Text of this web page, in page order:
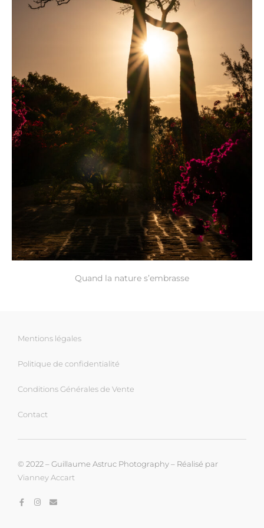
Quand la nature s’embrasse
Mentions légales
Politique de confidentialité
Conditions Générales de Vente
Contact
© 2022 – Guillaume Astruc Photography – Réalisé par
Vianney Accart